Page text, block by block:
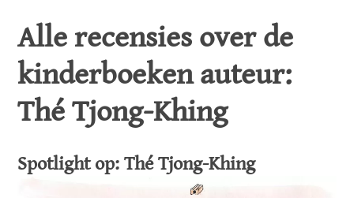
Alle recensies over de
kinderboeken auteur:
Thé Tjong-Khing
Spotlight op: Thé Tjong-Khing